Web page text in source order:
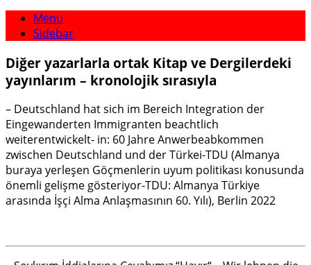
Menu
Sidebar
Diğer yazarlarla ortak Kitap ve Dergilerdeki
yayınlarım – kronolojik sırasıyla
– Deutschland hat sich im Bereich Integration der
Eingewanderten Immigranten beachtlich
weiterentwickelt- in: 60 Jahre Anwerbeabkommen
zwischen Deutschland und der Türkei-TDU (Almanya
buraya yerleşen Göçmenlerin uyum politikası konusunda
önemli gelişme gösteriyor-TDU: Almanya Türkiye
arasında İşçi Alma Anlaşmasının 60. Yılı), Berlin 2022